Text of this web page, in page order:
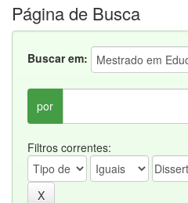
Página de Busca
Buscar em:
por
Filtros correntes: